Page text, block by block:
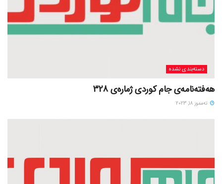
دسته‌بندی نشده
هەفتەنامەی جام کوردی ژمارەی 328
ته‌مموز 18, 2023